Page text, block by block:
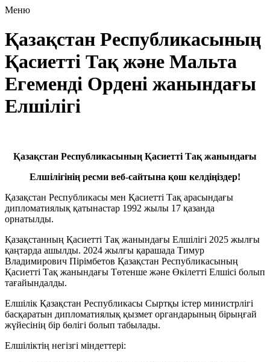
Меню
Қазақстан Республикасының
Қасиетті Тақ және Мальта
Егеменді Ордені жанындағы
Елшілігі
Қазақстан Республикасының Қасиетті Тақ жанындағы
Елшілігінің ресми веб-сайтына қош келдіңіздер!
Қазақстан Республикасы мен Қасиетті Тақ арасындағы
дипломатиялық қатынастар 1992 жылы 17 қазанда
орнатылды.
Қазақстанның Қасиетті Тақ жанындағы Елшілігі 2025 жылғы
қаңтарда ашылды. 2024 жылғы қарашада Тимур
Владимирович Пірімбетов Қазақстан Республикасының
Қасиетті Тақ жанындағы Төтенше және Өкілетті Елшісі болып
тағайындалды.
Елшілік Қазақстан Республикасы Сыртқы істер министрлігі
басқаратын дипломатиялық қызмет органдарының бірыңғай
жүйесінің бір бөлігі болып табылады.
Елшіліктің негізгі міндеттері: